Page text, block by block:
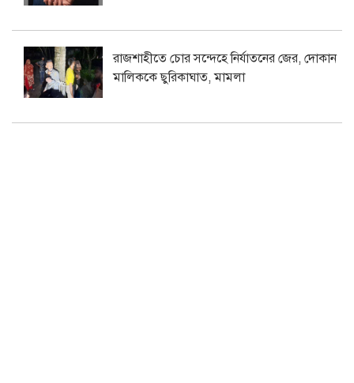
রাজশাহীতে চোর সন্দেহে নির্যাতনের জের, দোকান
মালিককে ছুরিকাঘাত, মামলা